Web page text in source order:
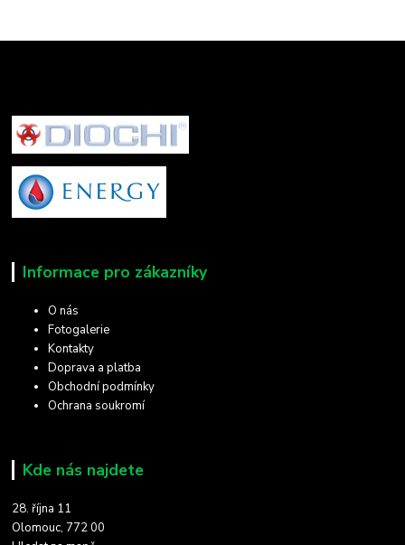
Informace pro zákazníky
O nás
Fotogalerie
Kontakty
Doprava a platba
Obchodní podmínky
Ochrana soukromí
Kde nás najdete
28. října 11
Olomouc, 772 00